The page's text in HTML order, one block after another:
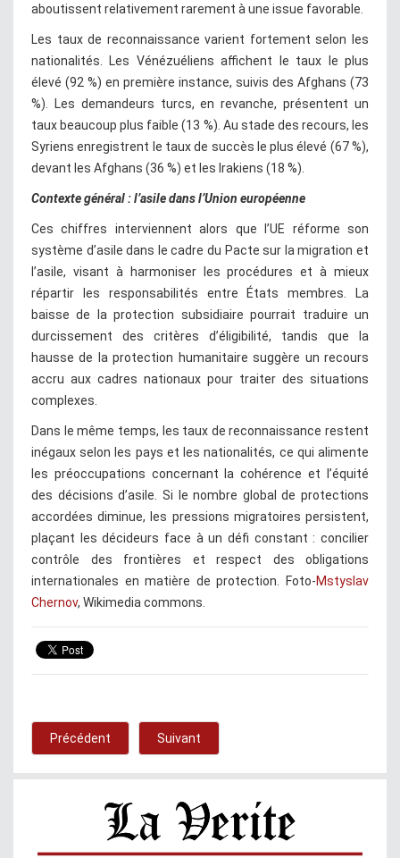
aboutissent relativement rarement à une issue favorable.
Les taux de reconnaissance varient fortement selon les
nationalités. Les Vénézuéliens affichent le taux le plus
élevé (92 %) en première instance, suivis des Afghans (73
%). Les demandeurs turcs, en revanche, présentent un
taux beaucoup plus faible (13 %). Au stade des recours, les
Syriens enregistrent le taux de succès le plus élevé (67 %),
devant les Afghans (36 %) et les Irakiens (18 %).
Contexte général : l’asile dans l’Union européenne
Ces chiffres interviennent alors que l’UE réforme son
système d’asile dans le cadre du Pacte sur la migration et
l’asile, visant à harmoniser les procédures et à mieux
répartir les responsabilités entre États membres. La
baisse de la protection subsidiaire pourrait traduire un
durcissement des critères d’éligibilité, tandis que la
hausse de la protection humanitaire suggère un recours
accru aux cadres nationaux pour traiter des situations
complexes.
Dans le même temps, les taux de reconnaissance restent
inégaux selon les pays et les nationalités, ce qui alimente
les préoccupations concernant la cohérence et l’équité
des décisions d’asile. Si le nombre global de protections
accordées diminue, les pressions migratoires persistent,
plaçant les décideurs face à un défi constant : concilier
contrôle des frontières et respect des obligations
internationales en matière de protection. Foto-Mstyslav
Chernov, Wikimedia commons.
Précédent Suivant